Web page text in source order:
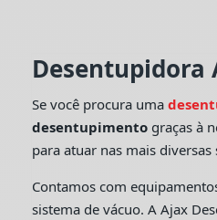
Desentupidora
Se você procura uma
desentupimentograças à
para atuar nas mais
Contamos com
sistema de vácuo. A Ajax